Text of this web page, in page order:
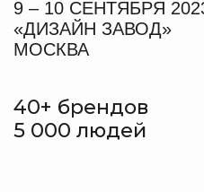
Forbes
ЧИТАТЬ